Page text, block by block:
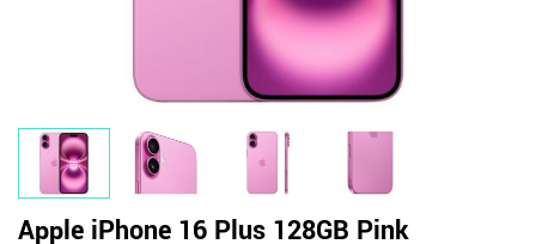
Apple iPhone 16 Plus 128GB Pink